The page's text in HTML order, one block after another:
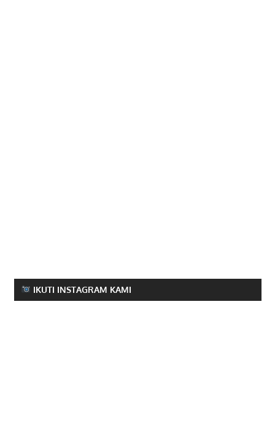
IKUTI INSTAGRAM KAMI